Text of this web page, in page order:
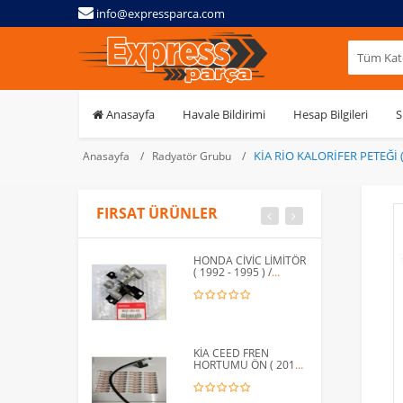
info@expressparca.com
Tüm
Anasayfa Havale Bildirimi Hesap Bilgileri
Anasayfa Radyatör Grubu KİA RİO KALORİFER
FIRSAT ÜRÜNLER
HONDA CİVİC LİMİTÖR
( 1992 - 1995 ) /
KİA CEED FREN
HORTUMU ÖN ( 2012 -